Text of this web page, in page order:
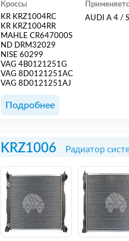
Кроссы
KR KRZ1004RC
KR KRZ1004RR
MAHLE CR647000S
ND DRM32029
NISE 60299
VAG 4B0121251G
VAG 8D0121251AC
VAG 8D0121251AJ
AUDI A 4 /
Подробнее
KRZ1006 Радиатор